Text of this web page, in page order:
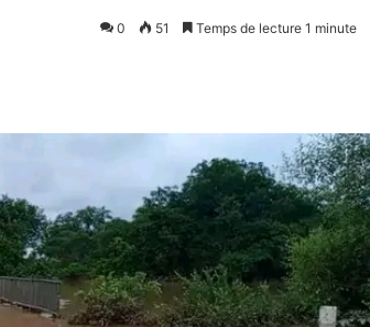
0 51 Temps de lecture 1 minute